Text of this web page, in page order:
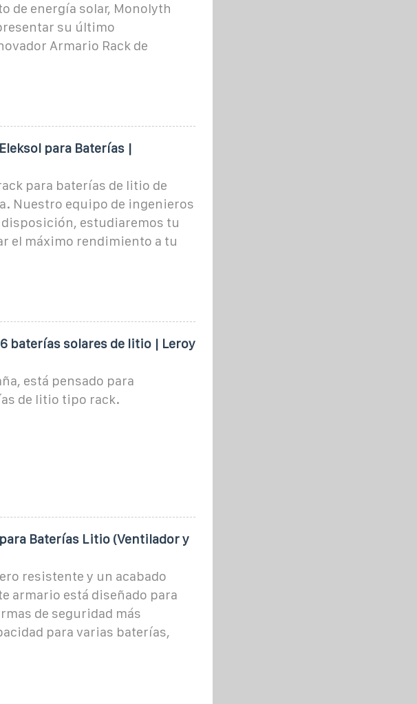
de energía solar, Monolyth
su último
Armario Rack de
para Baterías |
para baterías de litio de
Nuestro equipo de ingenieros
disposición, estudiaremos tu
el máximo rendimiento a tu
baterías solares de litio | Leroy
está pensado para
de litio tipo rack.
Baterías Litio (Ventilador y
resistente y un acabado
armario está diseñado para
de seguridad más
para varias baterías,